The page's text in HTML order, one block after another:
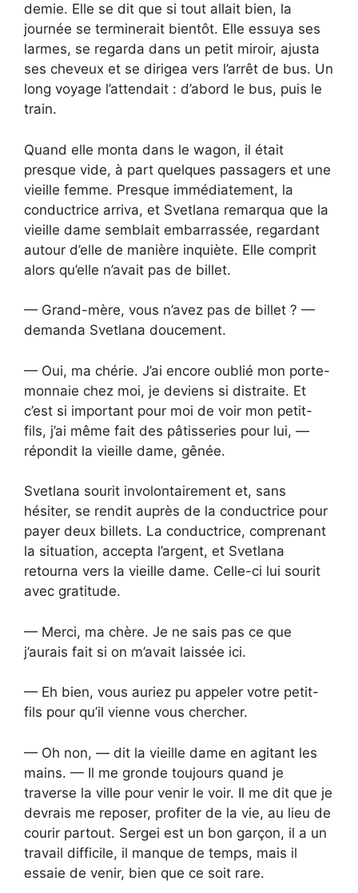
demie. Elle se dit que si tout allait bien, la
journée se terminerait bientôt. Elle essuya ses
larmes, se regarda dans un petit miroir, ajusta
ses cheveux et se dirigea vers l’arrêt de bus. Un
long voyage l’attendait : d’abord le bus, puis le
train.
Quand elle monta dans le wagon, il était
presque vide, à part quelques passagers et une
vieille femme. Presque immédiatement, la
conductrice arriva, et Svetlana remarqua que la
vieille dame semblait embarrassée, regardant
autour d’elle de manière inquiète. Elle comprit
alors qu’elle n’avait pas de billet.
— Grand-mère, vous n’avez pas de billet ? —
demanda Svetlana doucement.
— Oui, ma chérie. J’ai encore oublié mon porte-
monnaie chez moi, je deviens si distraite. Et
c’est si important pour moi de voir mon petit-
fils, j’ai même fait des pâtisseries pour lui, —
répondit la vieille dame, gênée.
Svetlana sourit involontairement et, sans
hésiter, se rendit auprès de la conductrice pour
payer deux billets. La conductrice, comprenant
la situation, accepta l’argent, et Svetlana
retourna vers la vieille dame. Celle-ci lui sourit
avec gratitude.
— Merci, ma chère. Je ne sais pas ce que
j’aurais fait si on m’avait laissée ici.
— Eh bien, vous auriez pu appeler votre petit-
fils pour qu’il vienne vous chercher.
— Oh non, — dit la vieille dame en agitant les
mains. — Il me gronde toujours quand je
traverse la ville pour venir le voir. Il me dit que je
devrais me reposer, profiter de la vie, au lieu de
courir partout. Sergei est un bon garçon, il a un
travail difficile, il manque de temps, mais il
essaie de venir, bien que ce soit rare.